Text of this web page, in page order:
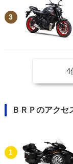
3
4
ＢＲＰのアクセ
1